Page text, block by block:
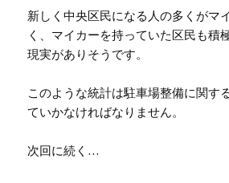
新しく中央区民になる人の多くがマ
く、マイカーを持っていた区民も積
現実がありそうです。
このような統計は駐車場整備に関す
ていかなければなりません。
次回に続く…